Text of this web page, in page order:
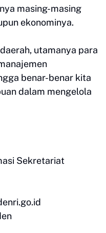
masing-masing
ekonominya.
utamanya para
benar-benar kita
dalam mengelola
Sekretariat